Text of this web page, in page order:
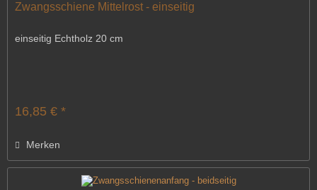
Zwangsschiene Mittelrost - einseitig
einseitig Echtholz 20 cm
16,85 € *
Merken